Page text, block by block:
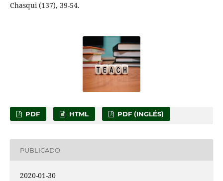
Chasqui (137), 39-54.
PDF HTML PDF (INGLÉS)
PUBLICADO
2020-01-30